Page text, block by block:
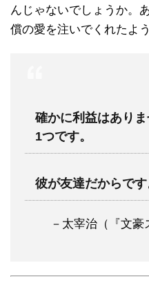
んじゃないでしょうか。
償の愛を注いでくれたよう
確かに利益はあり
1つです。
彼が友達だからです
－太宰治（『文豪